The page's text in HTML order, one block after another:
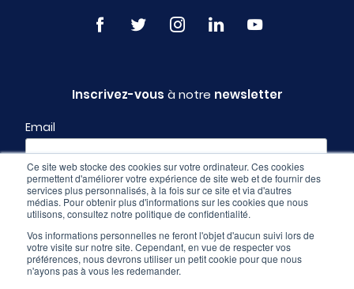
Ce site web stocke des cookies sur votre ordinateur. Ces cookies
permettent d'améliorer votre expérience de site web et de fournir des
services plus personnalisés, à la fois sur ce site et via d'autres
médias. Pour obtenir plus d'informations sur les cookies que nous
utilisons, consultez notre politique de confidentialité.
Vos informations personnelles ne feront l'objet d'aucun suivi lors de
votre visite sur notre site. Cependant, en vue de respecter vos
préférences, nous devrons utiliser un petit cookie pour que nous
n'ayons pas à vous les redemander.
Inscrivez-vous à notre newsletter
Email
Profil